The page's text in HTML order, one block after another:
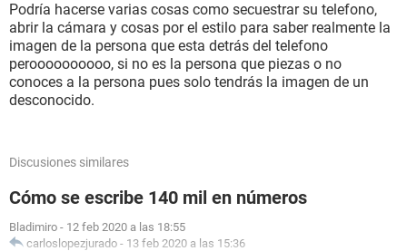
Podría hacerse varias cosas como secuestrar su telefono,
abrir la cámara y cosas por el estilo para saber realmente la
imagen de la persona que esta detrás del telefono
peroooooooooo, si no es la persona que piezas o no
conoces a la persona pues solo tendrás la imagen de un
desconocido.
Discusiones similares
Cómo se escribe 140 mil en números
Bladimiro - 12 feb 2020 a las 18:55
carloslopezjurado - 13 feb 2020 a las 15:36